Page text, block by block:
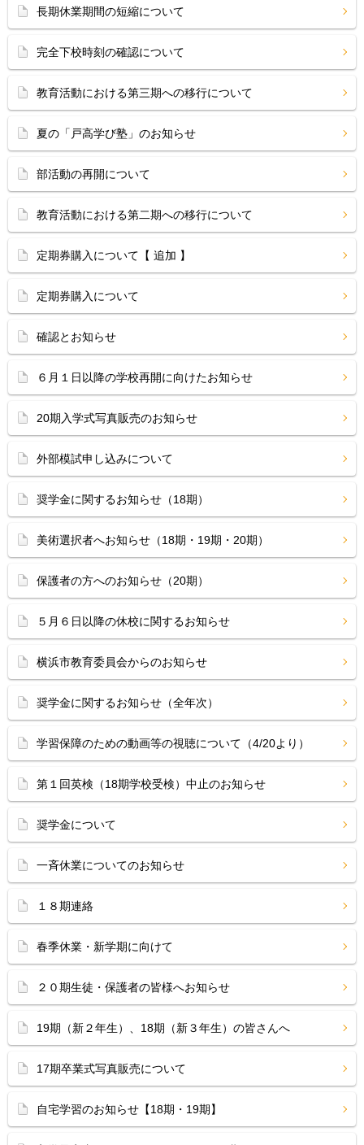
長期休業期間の短縮について
完全下校時刻の確認について
教育活動における第三期への移行について
夏の「戸高学び塾」のお知らせ
部活動の再開について
教育活動における第二期への移行について
定期券購入について【 追加 】
定期券購入について
確認とお知らせ
６月１日以降の学校再開に向けたお知らせ
20期入学式写真販売のお知らせ
外部模試申し込みについて
奨学金に関するお知らせ（18期）
美術選択者へお知らせ（18期・19期・20期）
保護者の方へのお知らせ（20期）
５月６日以降の休校に関するお知らせ
横浜市教育委員会からのお知らせ
奨学金に関するお知らせ（全年次）
学習保障のための動画等の視聴について（4/20より）
第１回英検（18期学校受検）中止のお知らせ
奨学金について
一斉休業についてのお知らせ
１８期連絡
春季休業・新学期に向けて
２０期生徒・保護者の皆様へお知らせ
19期（新２年生）、18期（新３年生）の皆さんへ
17期卒業式写真販売について
自宅学習のお知らせ【18期・19期】